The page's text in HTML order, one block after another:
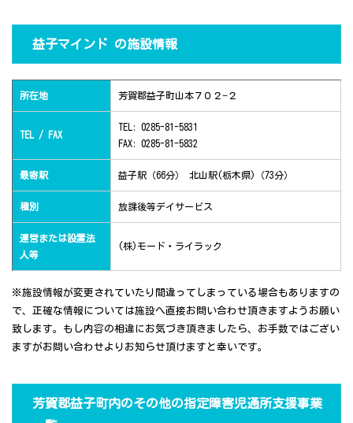
益子マインド の施設情報
所在地 芳賀郡益子町山本７０２−２
TEL / FAX
TEL: 0285-81-5831
FAX: 0285-81-5832
最寄駅 益子駅（66分） 北山駅(栃木県)（73分）
種別 放課後等デイサービス
運営または設置法
人等
(株)モード・ライラック
※施設情報が変更されていたり間違ってしまっている場合もありますの
で、正確な情報については施設へ直接お問い合わせ頂きますようお願い
致します。もし内容の相違にお気づき頂きましたら、お手数ではござい
ますがお問い合わせよりお知らせ頂けますと幸いです。
芳賀郡益子町内のその他の指定障害児通所支援事業